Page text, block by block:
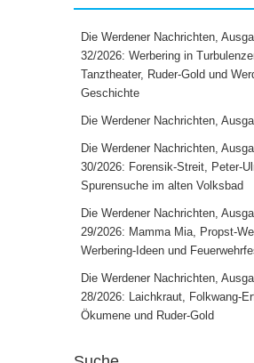
Die Werdener Nachrichten,
32/2026: Werbering in
Tanztheater, Ruder-Gold und
Geschichte
Die Werdener Nachrichten,
Die Werdener Nachrichten,
30/2026: Forensik-Streit, Peter-
Spurensuche im alten Volksbad
Die Werdener Nachrichten,
29/2026: Mamma Mia, Propst-
Werbering-Ideen und
Die Werdener Nachrichten,
28/2026: Laichkraut, Folkwang-
Ökumene und Ruder-Gold